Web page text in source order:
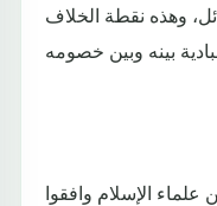
وهذه نقطة الخلاف
علماء الإسلامِ وافقوا